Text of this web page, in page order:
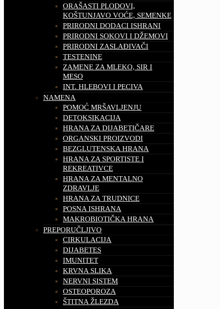
ORAŠASTI PLODOVI,
KOŠTUNJAVO VOĆE, SEMENKE
PRIRODNI DODACI ISHRANI
PRIRODNI SOKOVI I DŽEMOVI
PRIRODNI ZASLAĐIVAČI
TESTENINE
ZAMENE ZA MLEKO, SIR I
MESO
INT. HLEBOVI I PECIVA
NAMENA
POMOĆ MRŠAVLJENJU
DETOKSIKACIJA
HRANA ZA DIJABETIČARE
ORGANSKI PROIZVODI
BEZGLUTENSKA HRANA
HRANA ZA SPORTISTE I
REKREATIVCE
HRANA ZA MENTALNO
ZDRAVLJE
HRANA ZA TRUDNICE
POSNA ISHRANA
MAKROBIOTIČKA HRANA
PREPORUČLJIVO
CIRKULACIJA
DIJABETES
IMUNITET
KRVNA SLIKA
NERVNI SISTEM
OSTEOPOROZA
ŠTITNA ŽLEZDA